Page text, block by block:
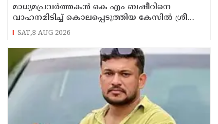
മാധ്യമപ്രവര്‍ത്തകന്‍ കെ എം ബഷീറിനെ
വാഹനമിടിച്ച് കൊലപ്പെടുത്തിയ കേസില്‍ ശ്രീറാം
വെങ്കിട്ടരാമനെതിരെ സാക്ഷിമൊഴി
SAT,8 AUG 2026